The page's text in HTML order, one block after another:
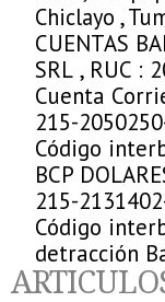
Chiclayo ,
CUENTAS
SRL , RUC :
Cuenta
215-
Código
BCP
215-
Código
detracción